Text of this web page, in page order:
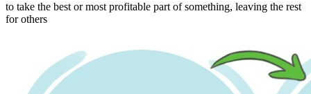
to take the best or most profitable part of something, leaving the rest
for others